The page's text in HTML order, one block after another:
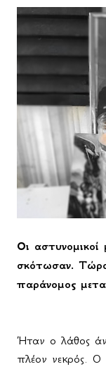
Οι
σκότωσαν. Τώρα
παράνομος
Ήταν ο λάθος
πλέον νεκρός. Ο